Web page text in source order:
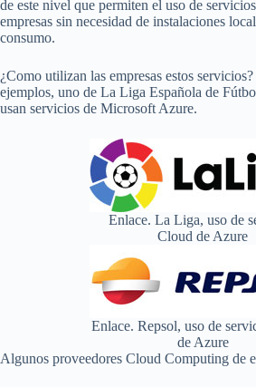
de este nivel que permiten el uso de
empresas sin necesidad de instalaciones
consumo.
¿Como utilizan las empresas estos
ejemplos, uno de La Liga Española de
usan servicios de Microsoft Azure.
Enlace. La Liga, uso de
Cloud de Azure
Enlace. Repsol, uso de
de Azure
Algunos proveedores Cloud Computing de